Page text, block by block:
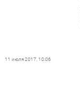
11 июля 2017, 10:06